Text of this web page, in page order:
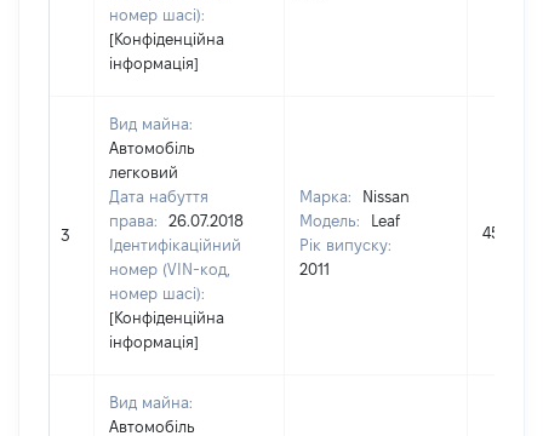
номер шасі):
[Конфіденційна
інформація]
3
Вид майна:
Автомобіль
легковий
Дата набуття
права:
26.07.2018
Ідентифікаційний
номер (VIN-код,
номер шасі):
[Конфіденційна
інформація]
Марка:
Nissan
Модель:
Leaf
Рік випуску:
2011
450000
Вид майна:
Автомобіль